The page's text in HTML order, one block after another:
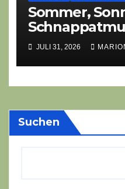
Sommer,
deine
Sommer?
JULI 31, 2026
Suchen